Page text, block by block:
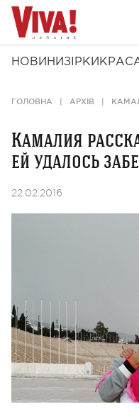
НОВИНИ ЗІРКИ
ГОЛОВНА АРХІВ
Камалия
ей удалось
22.02.2016